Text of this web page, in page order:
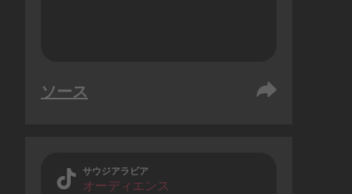
ソース
サウジアラビア
オーディエンス